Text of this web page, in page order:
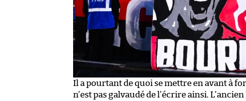
Il a pourtant de quoi se mettre en avant à
n’est pas galvaudé de l’écrire ainsi.